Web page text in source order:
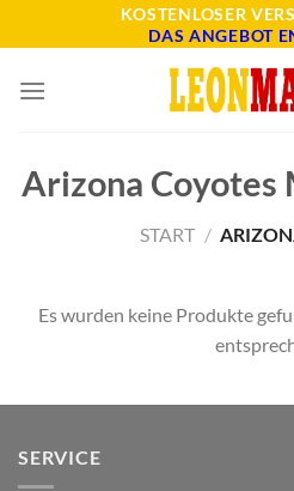
to
KOSTENLOSER
DAS ANGEBOT
Arizona Coyotes
START /
Es wurden keine Produkte
SERVICE